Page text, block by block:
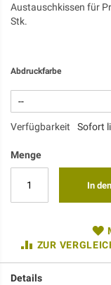
Austauschkissen für
Stk.
Abdruckfarbe
Verfügbarkeit Sofort
Menge
In
ZUR
Details